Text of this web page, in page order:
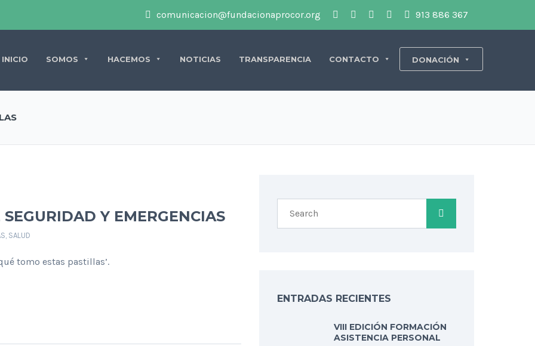
comunicacion@fundacionaprocor.org 913 886 367
INICIO SOMOS HACEMOS NOTICIAS TRANSPARENCIA CONTACTO DONACIÓN
Y EMERGENCIAS
, SALUD
tomo estas pastillas’.
ENTRADAS RECIENTES
VIII EDICIÓN FORMACIÓN
ASISTENCIA PERSONAL